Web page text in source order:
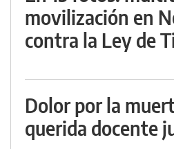
movilización en
contra la Ley de
Dolor por la
querida docente